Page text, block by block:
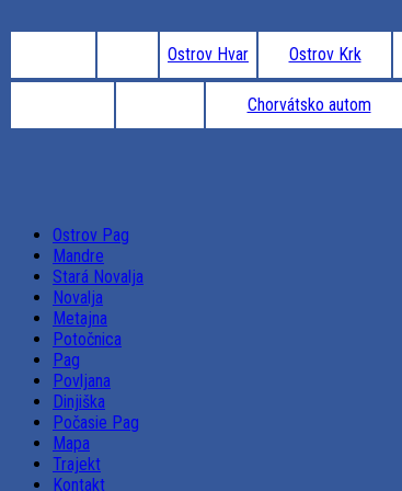
Ostrov Hvar Ostrov Krk
Chorvátsko autom
Ostrov Pag
Mandre
Stará Novalja
Novalja
Metajna
Potočnica
Pag
Povljana
Dinjiška
Počasie Pag
Mapa
Trajekt
Kontakt